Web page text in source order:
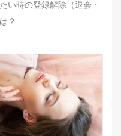
い時の登録解除（退会・
？